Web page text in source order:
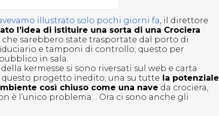
illustrato solo pochi giorni fa, il direttore
l’idea di istituire una sorta di una Crociera
sarebbero state trasportate dal porto di
e tamponi di controllo; questo per
in sala.
kermesse si sono riversati sul web e carta
progetto inedito; una su tutte la potenziale
così chiuso come una nave da crociera,
è l’unico problema… Ora ci sono anche gli